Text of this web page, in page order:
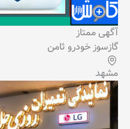
آگهی ممتاز
گازسوز خودرو ثامن
مشهد